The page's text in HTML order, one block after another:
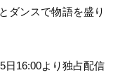
ダンスで物語を盛り
日16:00より独占配信